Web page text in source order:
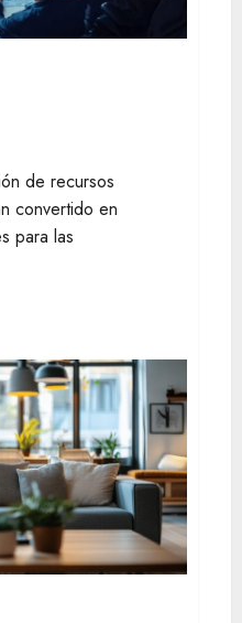
de recursos
convertido en
para las